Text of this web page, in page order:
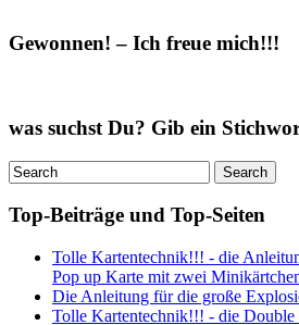
Gewonnen! – Ich freue mich!!!
was suchst Du? Gib ein
Top-Beiträge und Top-Seiten
Tolle Kartentechnik!!! - die
Pop up Karte mit zwei
Die Anleitung für die große
Tolle Kartentechnik!!! - die Double